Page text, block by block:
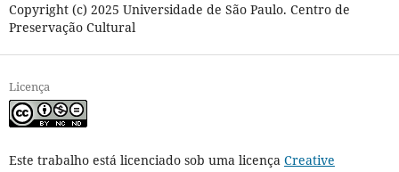
Copyright (c) 2025 Universidade de São Paulo. Centro de
Preservação Cultural
Licença
Este trabalho está licenciado sob uma licença Creative